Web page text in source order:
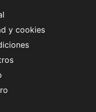
y cookies